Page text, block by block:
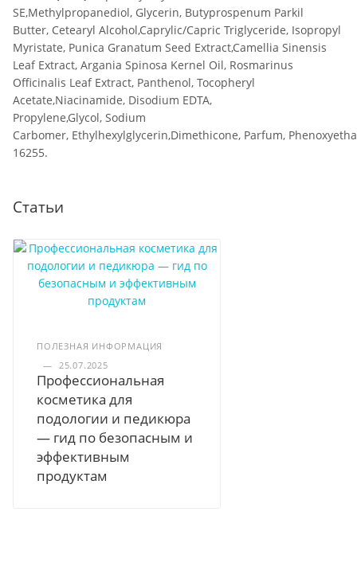
SE,Methylpropanediol, Glycerin, Butyprospenum Parkil
Butter, Cetearyl Alcohol,Caprylic/Capric Triglyceride, Isopropyl
Myristate, Punica Granatum Seed Extract,Camellia Sinensis
Leaf Extract, Argania Spinosa Kernel Oil, Rosmarinus
Officinalis Leaf Extract, Panthenol, Tocopheryl
Acetate,Niacinamide, Disodium EDTA,
Propylene,Glycol, Sodium
Carbomer, Ethylhexylglycerin,Dimethicone, Parfum,
16255.
Статьи
ПОЛЕЗНАЯ ИНФОРМАЦИЯ
—
25.07.2025
Профессиональная
косметика для
подологии и педикюра
— гид по безопасным и
эффективным
продуктам